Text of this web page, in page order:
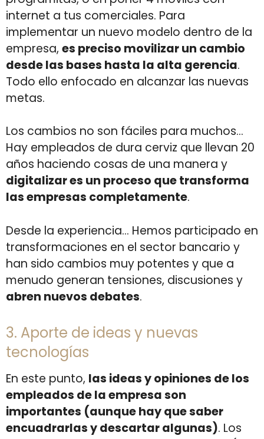
internet a tus comerciales. Para
implementar un nuevo modelo dentro de la
empresa, es preciso movilizar un cambio
desde las bases hasta la alta gerencia.
Todo ello enfocado en alcanzar las nuevas
metas.
Los cambios no son fáciles para muchos…
Hay empleados de dura cerviz que llevan 20
años haciendo cosas de una manera y
digitalizar es un proceso que transforma
las empresas completamente.
Desde la experiencia… Hemos participado en
transformaciones en el sector bancario y
han sido cambios muy potentes y que a
menudo generan tensiones, discusiones y
abren nuevos debates.
3. Aporte de ideas y nuevas
tecnologías
En este punto, las ideas y opiniones de los
empleados de la empresa son
importantes (aunque hay que saber
encuadrarlas y descartar algunas). Los